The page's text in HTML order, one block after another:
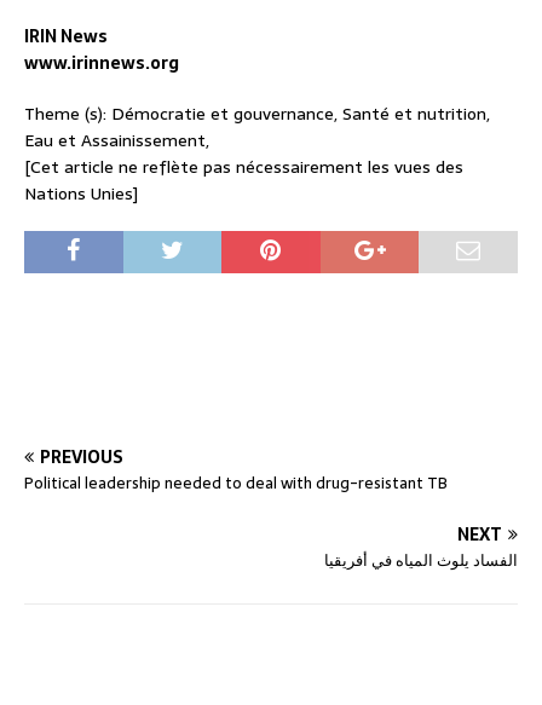
IRIN News
www.irinnews.org
Theme (s): Démocratie et gouvernance, Santé et nutrition,
Eau et Assainissement,
[Cet article ne reflète pas nécessairement les vues des
Nations Unies]
PREVIOUS
Political leadership needed to deal with drug-resistant TB
NEXT
الفساد يلوث المياه في أفريقيا